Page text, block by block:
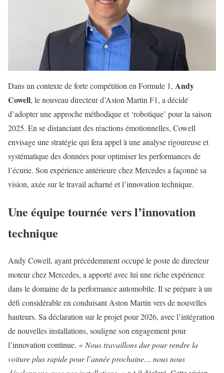
Dans un contexte de forte compétition en Formule 1, Andy
Cowell, le nouveau directeur d’Aston Martin F1, a décidé
d’adopter une approche méthodique et ‘robotique’ pour la saison
2025. En se distanciant des réactions émotionnelles, Cowell
envisage une stratégie qui fera appel à une analyse rigoureuse et
systématique des données pour optimiser les performances de
l’écurie. Son expérience antérieure chez Mercedes a façonné sa
vision, axée sur le travail acharné et l’innovation technique.
Une équipe tournée vers l’innovation
technique
Andy Cowell, ayant précédemment occupé le poste de directeur
moteur chez Mercedes, a apporté avec lui une riche expérience
dans le domaine de la performance automobile. Il se prépare à un
défi considérable en conduisant Aston Martin vers de nouvelles
hauteurs. Sa déclaration sur le projet pour 2026, avec l’intégration
de nouvelles installations, souligne son engagement pour
l’innovation continue. « Nous travaillons dur pour rendre la
voiture plus rapide pour l’année prochaine… nous nous